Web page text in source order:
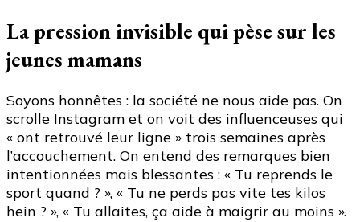
La pression invisible qui pèse sur les
jeunes mamans
Soyons honnêtes : la société ne nous aide pas. On
scrolle Instagram et on voit des influenceuses qui
« ont retrouvé leur ligne » trois semaines après
l’accouchement. On entend des remarques bien
intentionnées mais blessantes : « Tu reprends le
sport quand ? », « Tu ne perds pas vite tes kilos
hein ? », « Tu allaites, ça aide à maigrir au moins ».